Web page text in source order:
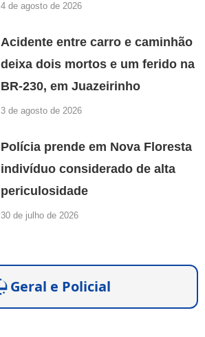
4 de agosto de 2026
Acidente entre carro e caminhão
deixa dois mortos e um ferido na
BR-230, em Juazeirinho
3 de agosto de 2026
Polícia prende em Nova Floresta
indivíduo considerado de alta
periculosidade
30 de julho de 2026
Geral e Policial